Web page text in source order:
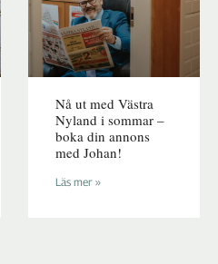
Nå ut med Västra
Nyland i sommar –
boka din annons
med Johan!
Läs mer »